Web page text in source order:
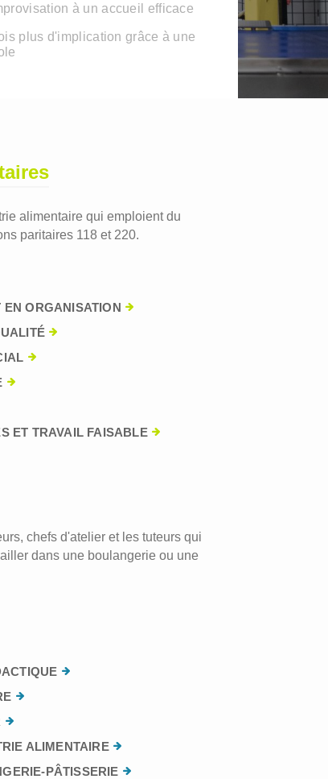
à un accueil efficace
plus d'implication grâce à une
alimentaire qui emploient du
paritaires 118 et 220.
ORGANISATION
ET TRAVAIL FAISABLE
chefs d'atelier et les tuteurs qui
dans une boulangerie ou une
ALIMENTAIRE
PÂTISSERIE